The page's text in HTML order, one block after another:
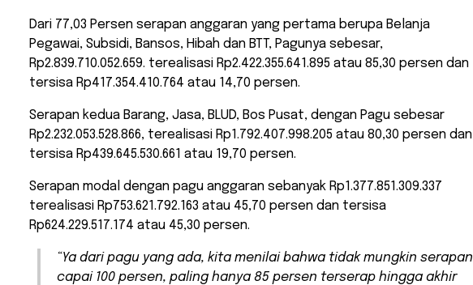
Dari 77,03 Persen serapan anggaran yang pertama berupa Belanja
Pegawai, Subsidi, Bansos, Hibah dan BTT, Pagunya sebesar,
Rp2.839.710.052.659. terealisasi Rp2.422.355.641.895 atau 85,30 persen dan
tersisa Rp417.354.410.764 atau 14,70 persen.
Serapan kedua Barang, Jasa, BLUD, Bos Pusat, dengan Pagu sebesar
Rp2.232.053.528.866, terealisasi Rp1.792.407.998.205 atau 80,30 persen dan
tersisa Rp439.645.530.661 atau 19,70 persen.
Serapan modal dengan pagu anggaran sebanyak Rp1.377.851.309.337
terealisasi Rp753.621.792.163 atau 45,70 persen dan tersisa
Rp624.229.517.174 atau 45,30 persen.
“Ya dari pagu yang ada, kita menilai bahwa tidak mungkin serapan
capai 100 persen, paling hanya 85 persen terserap hingga akhir